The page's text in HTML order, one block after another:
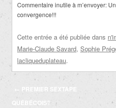
Commentaire inutile à m’envoyer:
convergence!!!
Cette entrée a été publiée dans
Marie-Claude Savard, Sophie
lacliqueduplateau.
Navigation
des
← PREMIER SEXTAPE
QUÉBÉCOIS?